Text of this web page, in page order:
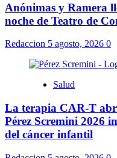
Anónimas y Ramera
noche de Teatro de
Redaccion 5 agosto, 2026 0
Salud
La terapia CAR-T
Pérez Scremini 2026
del cáncer infantil